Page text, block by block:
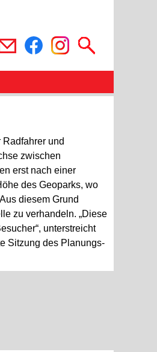
und
zwischen
erst nach einer
des Geoparks, wo
diesem Grund
zu verhandeln. „Diese
unterstreicht
Sitzung des Planungs-